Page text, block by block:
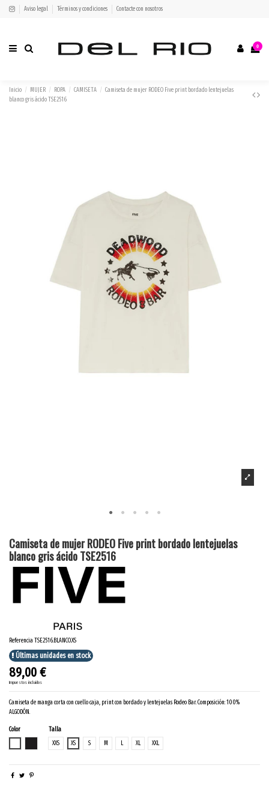
Aviso legal Términos y condiciones Contacte con nosotros
0
Inicio MUJER ROPA CAMISETA
Camiseta de mujer RODEO Five print bordado lentejuelas
blanco gris ácido TSE2516
Camiseta de mujer RODEO Five print bordado lentejuelas
blanco gris ácido TSE2516
ReferenciaTSE2516.BLANCO.XS
Últimas unidades en stock
89,00 €
Impuestos incluidos
Camiseta de manga corta con cuello caja, print con bordado y lentejuelas Rodeo Bar. Composición: 100%
ALGODÓN.
Color
GRIS ACIDO
Talla
XXS
XS S M L XL XXL